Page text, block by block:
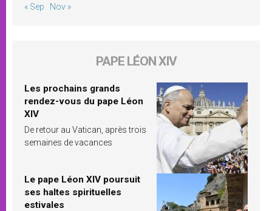
« Sep Nov »
PAPE LÉON XIV
Les prochains grands
rendez-vous du pape Léon
XIV
De retour au Vatican, après trois
semaines de vacances
Le pape Léon XIV poursuit
ses haltes spirituelles
estivales